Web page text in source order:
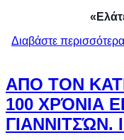
Διαβάστε περισσότερα
ΑΠΟ ΤΟΝ
100 ΧΡΌΝΙΑ